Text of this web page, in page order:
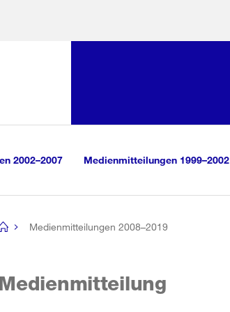
2002–2007 Medienmitteilungen 1999–2002
Medienmitteilungen 2008–2019